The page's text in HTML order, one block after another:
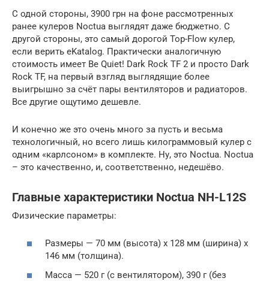
С одной стороны, 3900 грн на фоне рассмотренных
ранее кулеров Noctua выглядят даже бюджетно. С
другой стороны, это самый дорогой Top-Flow кулер,
если верить eKatalog. Практически аналогичную
стоимость имеет Be Quiet! Dark Rock TF 2 и просто Dark
Rock TF, на первый взгляд выглядящие более
выигрышно за счёт пары вентиляторов и радиаторов.
Все другие ощутимо дешевле.
И конечно же это очень много за пусть и весьма
технологичный, но всего лишь килограммовый кулер с
одним «карлсоном» в комплекте. Ну, это Noctua. Noctua
– это качественно, и, соответственно, недешёво.
Главные характеристики Noctua NH-L12S
Физические параметры:
Размеры — 70 мм (высота) х 128 мм (ширина) х
146 мм (толщина).
Масса — 520 г (с вентилятором), 390 г (без